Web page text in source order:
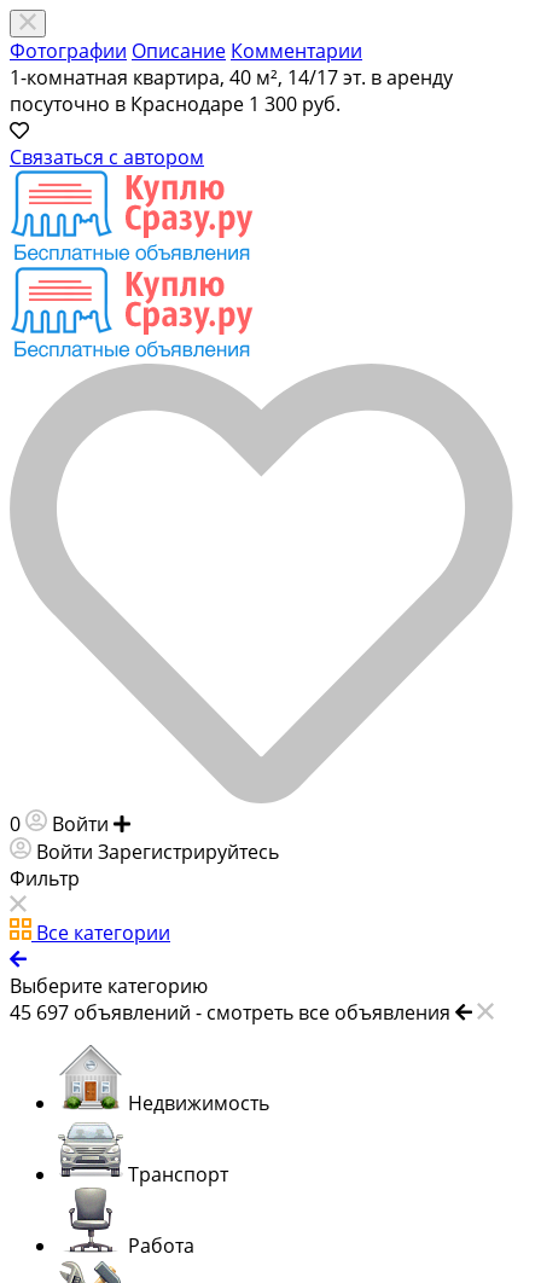
Фотографии Описание Комментарии
1-комнатная квартира, 40 м², 14/17 эт. в аренду
посуточно в Краснодаре 1 300 руб.
Связаться с автором
0 Войти
Войти Зарегистрируйтесь
Фильтр
Все категории
Выберите категорию
45 697 объявлений - смотреть все объявления
Недвижимость
Транспорт
Работа